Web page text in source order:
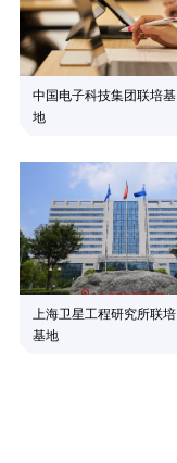
中国电子科技集团联培基
地
上海卫星工程研究所联培
基地